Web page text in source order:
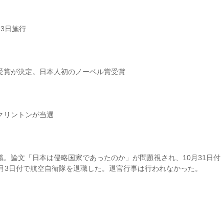
日施行
が決定。日本人初のノーベル賞受賞
リントンが当選
。論文「日本は侵略国家であったのか」が問題視され、10月31日付
日付で航空自衛隊を退職した。退官行事は行われなかった。